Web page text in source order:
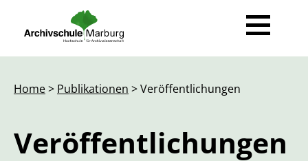
Beruf Archivarin / Archivar
Fort- & Weiterbildung
Home> Publikationen > Veröffentlichungen
Veröffentlichungen